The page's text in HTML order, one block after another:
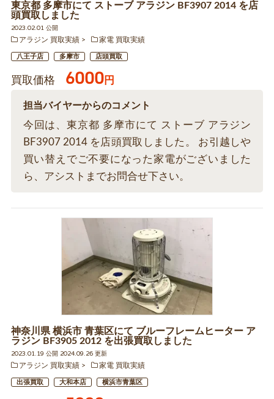
東京都 多摩市にて ストーブ アラジン BF3907 2014 を店
頭買取しました
2023.02.01 公開
アラジン 買取実績
家電 買取実績
八王子店 多摩市 店頭買取
買取価格 6000円
担当バイヤーからのコメント
今回は、東京都 多摩市にて ストーブ アラジン
BF3907 2014 を店頭買取しました。 お引越しや
買い替えでご不要になった家電がございました
ら、アシストまでお問合せ下さい。
神奈川県 横浜市 青葉区にて ブルーフレームヒーター ア
ラジン BF3905 2012 を出張買取しました
2023.01.19 公開 2024.09.26 更新
アラジン 買取実績
家電 買取実績
出張買取 大和本店 横浜市青葉区